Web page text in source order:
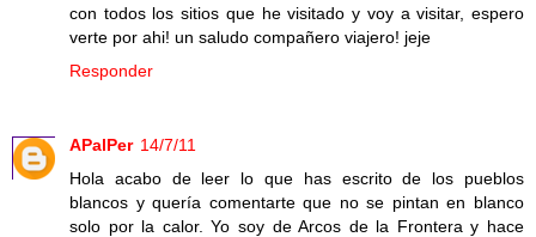
con todos los sitios que he visitado y voy a visitar, espero
verte por ahi! un saludo compañero viajero! jeje
Responder
APalPer 14/7/11
Hola acabo de leer lo que has escrito de los pueblos
blancos y quería comentarte que no se pintan en blanco
solo por la calor. Yo soy de Arcos de la Frontera y hace